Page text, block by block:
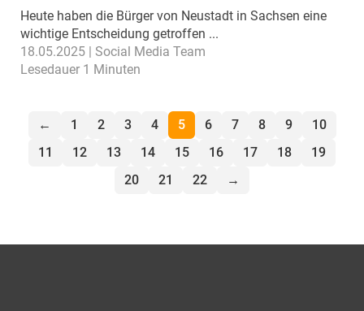
Heute haben die Bürger von Neustadt in Sachsen eine
wichtige Entscheidung getroffen ...
18.05.2025 | Social Media Team
Lesedauer 1 Minuten
← 1 2 3 4 5 6 7 8 9
10
11
12 13 14 15 16 17 18
19
20
21 22 →